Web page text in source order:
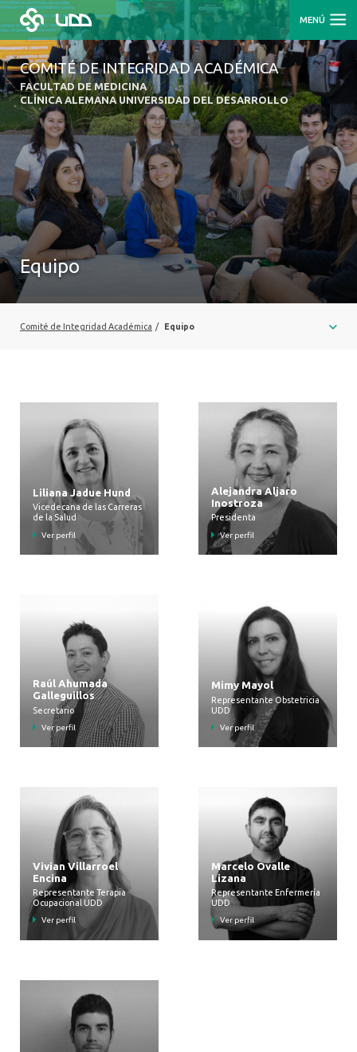
MENÚ
COMITÉ DE INTEGRIDAD ACADÉMICA
FACULTAD DE MEDICINA
CLÍNICA ALEMANA UNIVERSIDAD DEL DESARROLLO
Equipo
Comité de Integridad Académica / Equipo
Liliana Jadue Hund
Vicedecana de las Carreras
de la Salud
Ver perfil
Alejandra Aljaro
Inostroza
Presidenta
Ver perfil
Raúl Ahumada
Galleguillos
Secretario
Ver perfil
Mimy Mayol
Representante Obstetricia
UDD
Ver perfil
Vivian Villarroel
Encina
Representante Terapia
Ocupacional UDD
Ver perfil
Marcelo Ovalle
Lizana
Representante Enfermería
UDD
Ver perfil